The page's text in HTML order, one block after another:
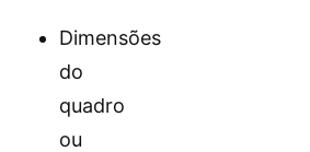
Dimensões
do
quadro
ou